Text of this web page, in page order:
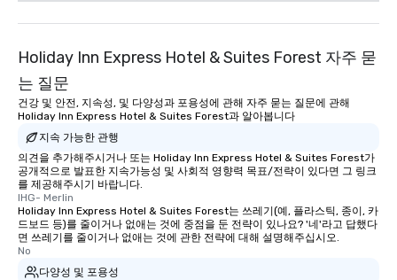
Holiday Inn Express Hotel & Suites Forest 자주 묻
는 질문
건강 및 안전, 지속성, 및 다양성과 포용성에 관해 자주 묻는 질문에 관해
Holiday Inn Express Hotel & Suites Forest과 알아봅니다
지속 가능한 관행
의견을 추가해주시거나 또는 Holiday Inn Express Hotel & Suites Forest가
공개적으로 발표한 지속가능성 및 사회적 영향력 목표/전략이 있다면 그 링크
를 제공해주시기 바랍니다.
IHG- Merlin
Holiday Inn Express Hotel & Suites Forest는 쓰레기(예, 플라스틱, 종이, 카
드보드 등)를 줄이거나 없애는 것에 중점을 둔 전략이 있나요? '네'라고 답했다
면 쓰레기를 줄이거나 없애는 것에 관한 전략에 대해 설명해주십시오.
No
다양성 및 포용성